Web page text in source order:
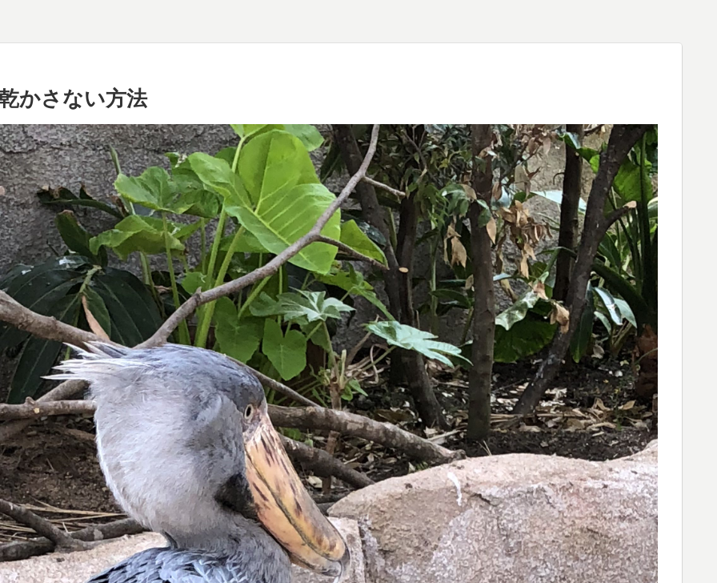
かさない方法